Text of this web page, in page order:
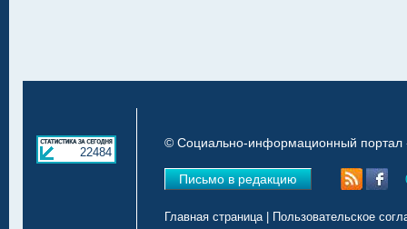
22484
© Социально-информационный портал
Письмо в редакцию
Главная страница| Пользовательское